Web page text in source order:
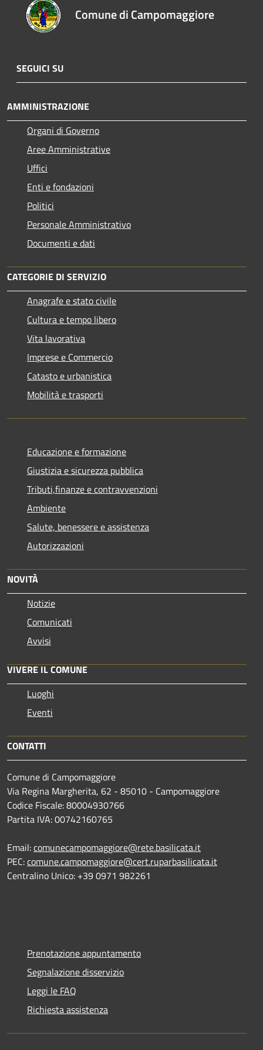
Comune di Campomaggiore
SEGUICI SU
AMMINISTRAZIONE
Organi di Governo
Aree Amministrative
Uffici
Enti e fondazioni
Politici
Personale Amministrativo
Documenti e dati
CATEGORIE DI SERVIZIO
Anagrafe e stato civile
Cultura e tempo libero
Vita lavorativa
Imprese e Commercio
Catasto e urbanistica
Mobilità e trasporti
Educazione e formazione
Giustizia e sicurezza pubblica
Tributi,finanze e contravvenzioni
Ambiente
Salute, benessere e assistenza
Autorizzazioni
NOVITÀ
Notizie
Comunicati
Avvisi
VIVERE IL COMUNE
Luoghi
Eventi
CONTATTI
Comune di Campomaggiore
Via Regina Margherita, 62 - 85010 - Campomaggiore
Codice Fiscale: 80004930766
Partita IVA: 00742160765
Email:comunecampomaggiore@rete.basilicata.it
PEC:comune.campomaggiore@cert.ruparbasilicata.it
Centralino Unico: +39 0971 982261
Prenotazione appuntamento
Segnalazione disservizio
Leggi le FAQ
Richiesta assistenza